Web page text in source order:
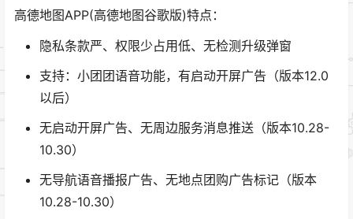
高德地图APP(高德地图谷歌版)特点：
隐私条款严、权限少占用低、无检测升级弹窗
支持：小团团语音功能，有启动开屏广告（版本12.0
以后）
无启动开屏广告、无周边服务消息推送（版本10.28-
10.30）
无导航语音播报广告、无地点团购广告标记（版本
10.28-10.30）